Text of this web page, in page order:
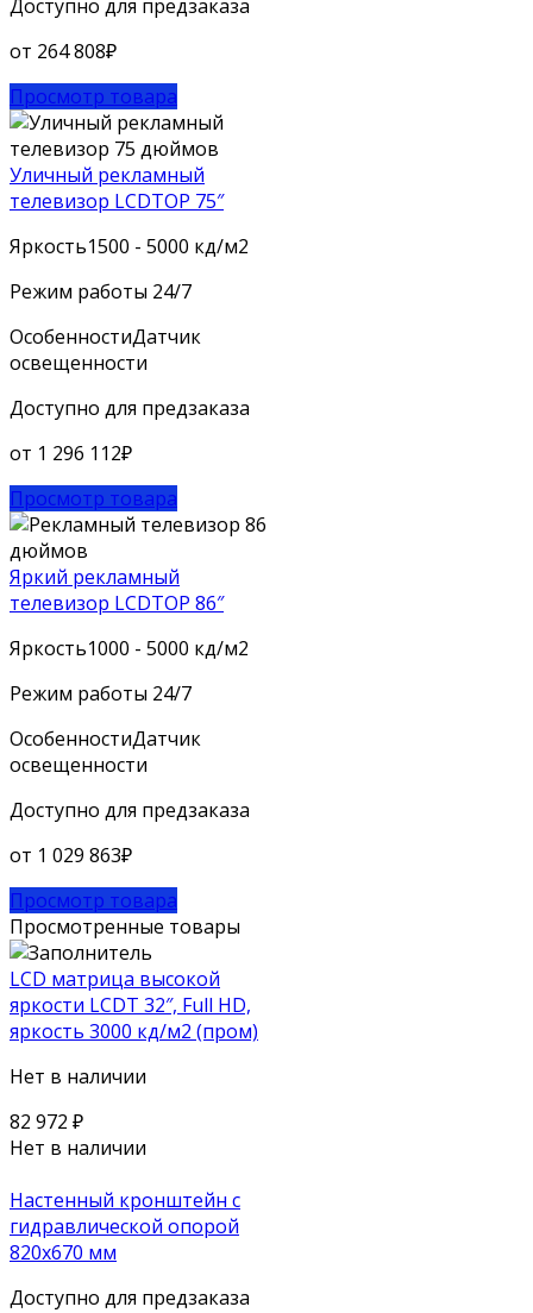
Доступно для предзаказа
от 264 808₽
Просмотр товара
Уличный рекламный
телевизор LCDTOP 75″
Яркость1500 - 5000 кд/м2
Режим работы 24/7
ОсобенностиДатчик
освещенности
Доступно для предзаказа
от 1 296 112₽
Просмотр товара
Яркий рекламный
телевизор LCDTOP 86″
Яркость1000 - 5000 кд/м2
Режим работы 24/7
ОсобенностиДатчик
освещенности
Доступно для предзаказа
от 1 029 863₽
Просмотр товара
Просмотренные товары
LCD матрица высокой
яркости LCDT 32″, Full HD,
яркость 3000 кд/м2 (пром)
Нет в наличии
82 972 ₽
Нет в наличии
Настенный кронштейн с
гидравлической опорой
820х670 мм
Доступно для предзаказа